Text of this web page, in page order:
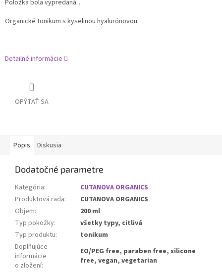
Položka bola vypredaná…
Organické tonikum s kyselinou hyalurónovou
Detailné informácie
OPÝTAŤ SA
Popis Diskusia
Dodatočné parametre
Kategória:
CUTANOVA ORGANICS
Produktová rada:
CUTANOVA ORGANICS
Objem:
200 ml
Typ pokožky:
všetky typy, citlivá
Typ produktu:
tonikum
Doplňujúce
informácie
o zložení:
EO/PEG free, paraben free, silicone
free, vegan, vegetarian